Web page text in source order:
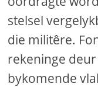
stelsel
die militêre.
rekeninge
bykomende